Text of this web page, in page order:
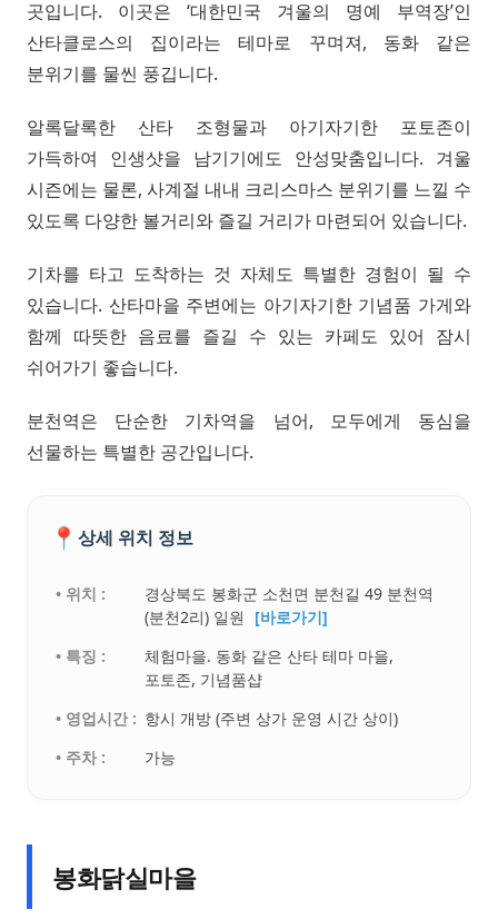
곳입니다. 이곳은 ‘대한민국 겨울의 명예 부역장’인
산타클로스의 집이라는 테마로 꾸며져, 동화 같은
분위기를 물씬 풍깁니다.
알록달록한 산타 조형물과 아기자기한 포토존이
가득하여 인생샷을 남기기에도 안성맞춤입니다. 겨울
시즌에는 물론, 사계절 내내 크리스마스 분위기를 느낄 수
있도록 다양한 볼거리와 즐길 거리가 마련되어 있습니다.
기차를 타고 도착하는 것 자체도 특별한 경험이 될 수
있습니다. 산타마을 주변에는 아기자기한 기념품 가게와
함께 따뜻한 음료를 즐길 수 있는 카페도 있어 잠시
쉬어가기 좋습니다.
분천역은 단순한 기차역을 넘어, 모두에게 동심을
선물하는 특별한 공간입니다.
📍 상세 위치 정보
• 위치 :
경상북도 봉화군 소천면 분천길 49 분천역
(분천2리) 일원
[바로가기]
• 특징 :
체험마을. 동화 같은 산타 테마 마을,
포토존, 기념품샵
• 영업시간 : 항시 개방 (주변 상가 운영 시간 상이)
• 주차 :
가능
봉화닭실마을